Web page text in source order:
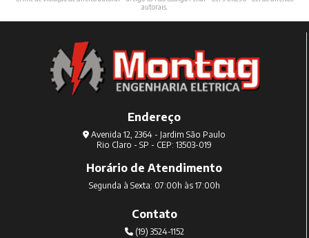
autorais
Endereço
Avenida 12, 2364 - Jardim São Paulo
Rio Claro - SP - CEP: 13503-019
Horário de Atendimento
Segunda à Sexta: 07:00h às 17:00h
Contato
(19) 3524-1152